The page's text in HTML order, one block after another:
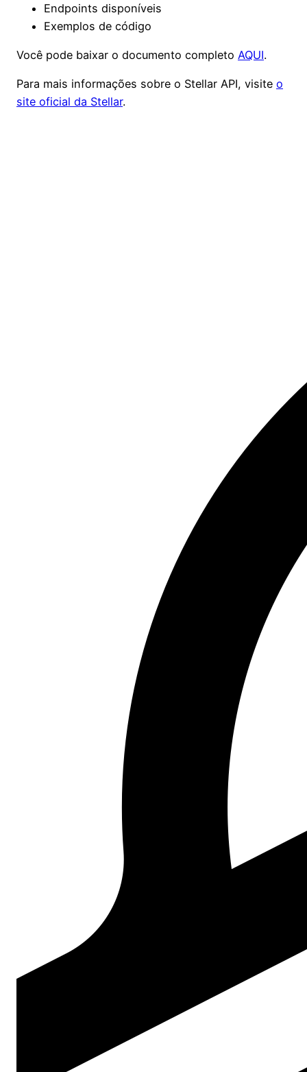
Endpoints disponíveis
Exemplos de código
Você pode baixar o documento completo AQUI.
Para mais informações sobre o Stellar API, visite o
site oficial da Stellar.